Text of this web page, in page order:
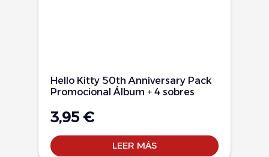
Hello Kitty 50th Anniversary Pack
Promocional Álbum + 4 sobres
3,95 €
LEER MÁS